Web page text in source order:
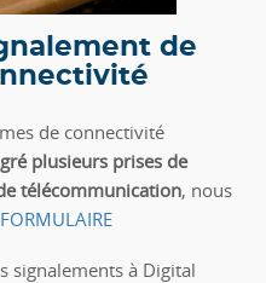
de
de connectivité
plusieurs prises de
télécommunication, nous
FORMULAIRE
signalements à Digital